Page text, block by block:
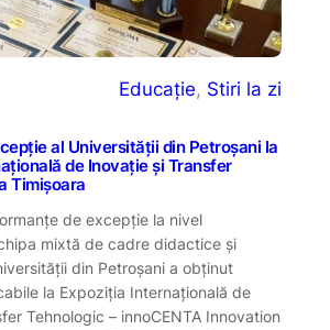
Educație, Stiri la zi
al Universității din Petroșani la
de Inovație și Transfer
Timișoara
de excepție la nivel
mixtă de cadre didactice și
din Petroșani a obținut
la Expoziția Internațională de
Tehnologic – innoCENTA Innovation